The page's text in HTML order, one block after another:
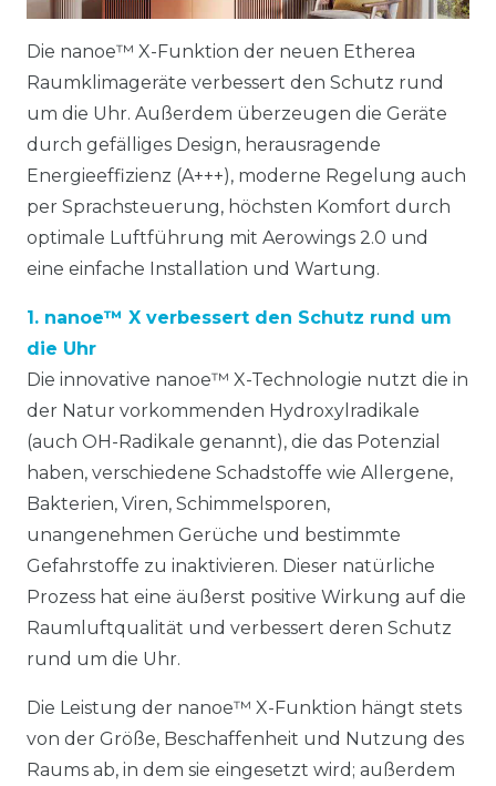
Die nanoe™ X-Funktion der neuen Etherea
Raumklimageräte verbessert den Schutz rund
um die Uhr. Außerdem überzeugen die Geräte
durch gefälliges Design, herausragende
Energieeffizienz (A+++), moderne Regelung auch
per Sprachsteuerung, höchsten Komfort durch
optimale Luftführung mit Aerowings 2.0 und
eine einfache Installation und Wartung.
1. nanoe™ X verbessert den Schutz rund um
die Uhr
Die innovative nanoe™ X-Technologie nutzt die in
der Natur vorkommenden Hydroxylradikale
(auch OH-Radikale genannt), die das Potenzial
haben, verschiedene Schadstoffe wie Allergene,
Bakterien, Viren, Schimmelsporen,
unangenehmen Gerüche und bestimmte
Gefahrstoffe zu inaktivieren. Dieser natürliche
Prozess hat eine äußerst positive Wirkung auf die
Raumluftqualität und verbessert deren Schutz
rund um die Uhr.
Die Leistung der nanoe™ X-Funktion hängt stets
von der Größe, Beschaffenheit und Nutzung des
Raums ab, in dem sie eingesetzt wird; außerdem